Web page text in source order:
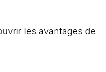
les avantages de